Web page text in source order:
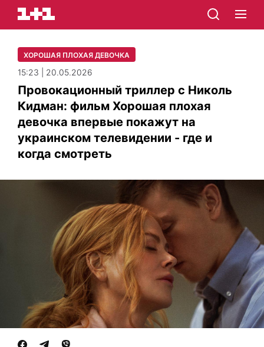
ХОРОШАЯ ПЛОХАЯ ДЕВОЧКА
15:23 | 20.05.2026
Провокационный триллер с Николь
Кидман: фильм Хорошая плохая
девочка впервые покажут на
украинском телевидении - где и
когда смотреть